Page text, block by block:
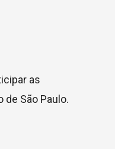
as
São Paulo.